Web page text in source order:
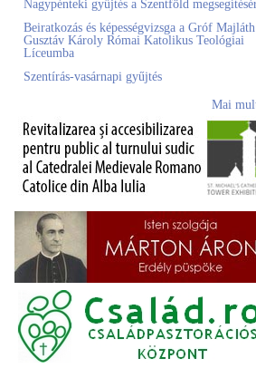
Nagypénteki gyűjtés a Szentföld
Beiratkozás és képességvizsga a Gróf Majláth
Gusztáv Károly Római Katolikus Teológiai
Líceumba
Szentírás-vasárnapi gyűjtés
Mai